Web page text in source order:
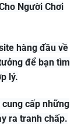
Người Chơi
hàng đầu về
để bạn tìm
lý.
cấp những
ra tranh chấp.